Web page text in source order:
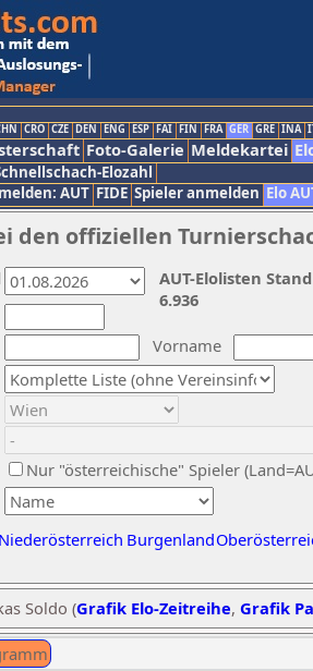
CRO CZE DEN ENG ESP FAI FIN FRA GER GRE INA
Foto-Galerie Meldekartei
Elozahl
AUT FIDE Spieler anmelden Elo
den offiziellen
Vorname
Nur "österreichische" Spieler
Niederösterreich Burgenland
AUT-Elolisten
6.936
Soldo (Grafik Elo-Zeitreihe, Grafik